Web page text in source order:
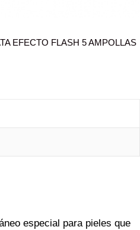
EFECTO FLASH 5 AMPOLLAS
especial para pieles que